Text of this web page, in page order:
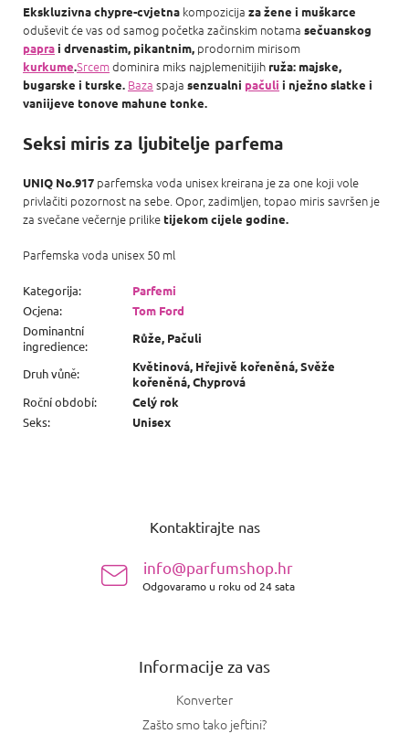
Ekskluzivna chypre-cvjetna kompozicija za žene i muškarce
oduševit će vas od samog početka začinskim notama sečuanskog
paprai drvenastim, pikantnim, prodornim mirisom
kurkume.Srcemdominira miks najplemenitijih ruža: majske,
bugarske i turske. Baza spaja senzualni pačuli i nježno slatke i
vaniijeve tonove mahune tonke.
Seksi miris za ljubitelje parfema
UNIQ No.917 parfemska voda unisex kreirana je za one koji vole
privlačiti pozornost na sebe. Opor, zadimljen, topao miris savršen je
za svečane večernje priliketijekom cijele godine.
Parfemska voda unisex 50 ml
Kategorija:
Parfemi
Ocjena:
Tom Ford
Dominantní
ingredience:
Růže, Pačuli
Druh vůně:
Květinová, Hřejivě kořeněná, Svěže
kořeněná, Chyprová
Roční období:
Celý rok
Seks: Unisex
Kontaktirajte nas
info@parfumshop.hr
Odgovaramo u roku od 24 sata
Informacije za vas
Konverter
Zašto smo tako jeftini?